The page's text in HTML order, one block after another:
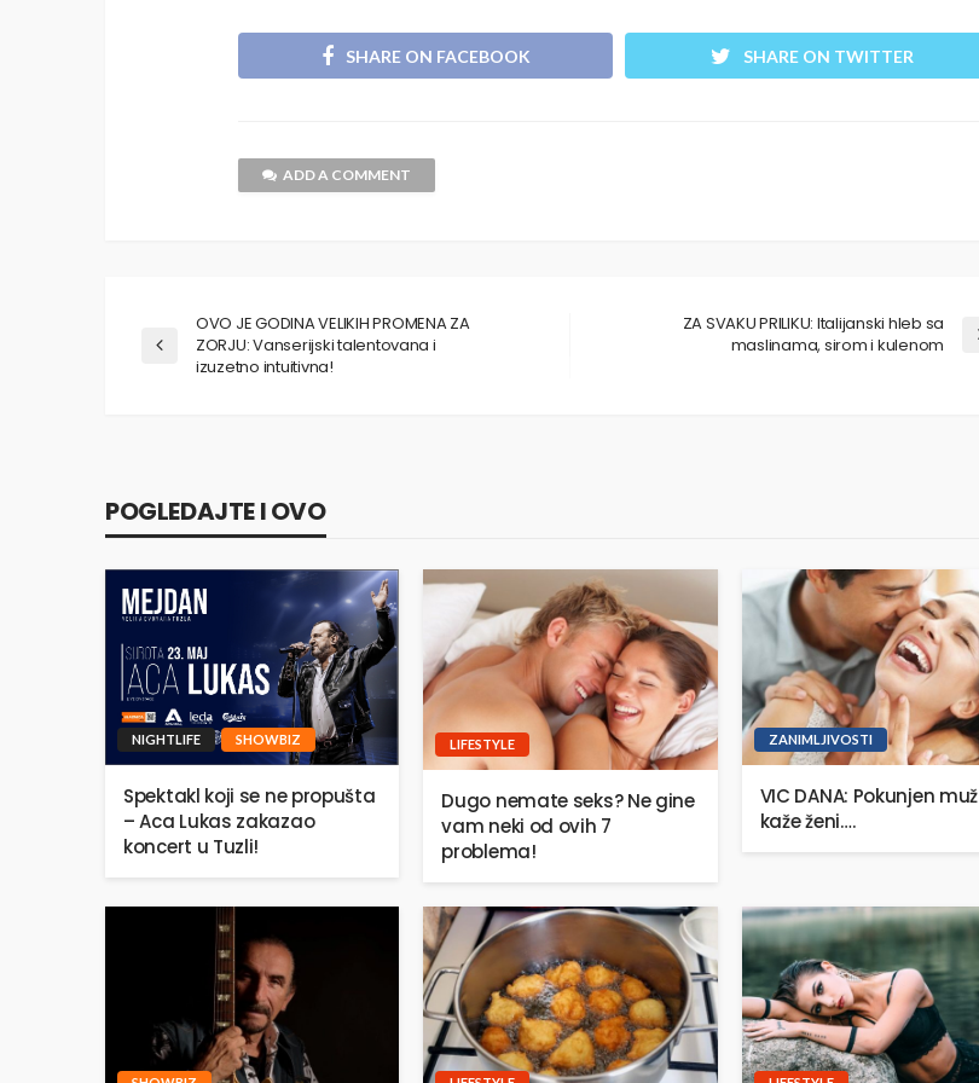
SHARE ON FACEBOOK SHARE ON TWITTER
ADD A COMMENT
OVO JE GODINA VELIKIH PROMENA ZA
ZORJU: Vanserijski talentovana i
izuzetno intuitivna!
ZA SVAKU PRILIKU: Italijanski hleb sa
maslinama, sirom i kulenom
POGLEDAJTE I OVO
NIGHTLIFE SHOWBIZ
Spektakl koji se ne propušta
– Aca Lukas zakazao
koncert u Tuzli!
LIFESTYLE
Dugo nemate seks? Ne gine
vam neki od ovih 7
problema!
ZANIMLJIVOSTI
VIC DANA: Pokunjen muž
kaže ženi….